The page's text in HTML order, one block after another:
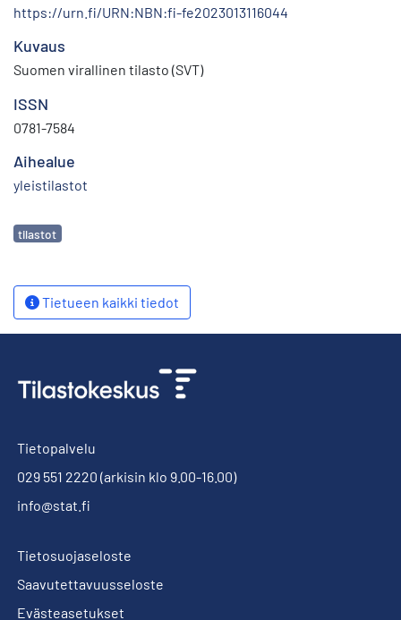
https://urn.fi/URN:NBN:fi-fe2023013116044
Kuvaus
Suomen virallinen tilasto (SVT)
ISSN
0781-7584
Aihealue
yleistilastot
Avainsanat
tilastot
Tietueen kaikki tiedot
Tietopalvelu
029 551 2220 (arkisin klo 9.00-16.00)
info@stat.fi
Tietosuojaseloste
Saavutettavuusseloste
Evästeasetukset